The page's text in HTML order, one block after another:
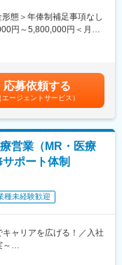
可能です。定期的な面談
トを提示するなどフレキ
、年収に反映されます。
金や四半期一時金などの
や努力がきちんと報われ
ます。日々の仕事の悩
めに様々な研修をご用意
た戦略の立案
カッション
CSOのMSL事業が進ん
います。今後日本でも
の採用が始まりました。
機器等のヘルスケア業界
ダクトを持つヘルスケア
ーケティング、ブラン
態＞年俸制補足事項なし
円～5,800,000円＜月額
あります。月給(月額)は固
応募依頼する
エージェントサービス）
営業（MR・医療
ポート体制
種未経験歓迎
ャリアを広げる！／入社